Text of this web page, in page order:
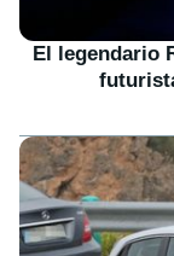
El legendario